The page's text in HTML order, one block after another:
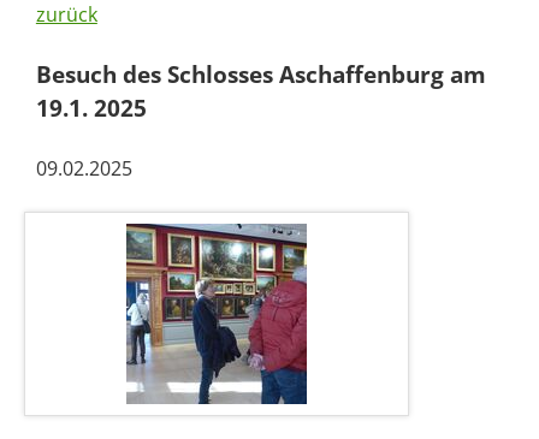
zurück
Besuch des Schlosses Aschaffenburg am
19.1. 2025
09.02.2025